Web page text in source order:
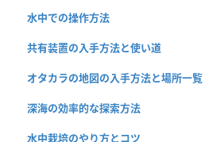
水中での操作方法
共有装置の入手方法と使い道
オタカラの地図の入手方法と場所一覧
深海の効率的な探索方法
水中栽培のやり方とコツ